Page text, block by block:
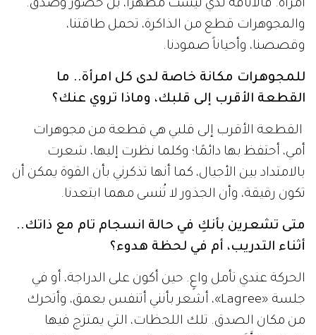
امرأة. فالأناقة لديَّ ليست مظهرًا، بل حضور وصدق.
والمجوهرات قطع من الذاكرة، تحمل طاقتنا،
وقصصنا، وأحياناً صمودنا.
للمجوهرات مكانة خاصة لدى كل امرأة.. ما
القطعة الأقرب إلى قلبك، وماذا تروي عنك؟
القطعة الأقرب إلى قلبي هي قطعة من مجوهرات
أمي، أحتفظ بها دائمًا؛ وكلما نظرت إليها، شعرت
بالامتداد بين الأجيال، كما أنها تذكرني بأن القوة يمكن أن
تكون رقيقة، وأن الجذور لا تُنسى مهما ابتعدنا.
متى تشعرين بأنكِ في حالة انسجام تام مع ذاتك..
أثناء التدريب، أم في لحظة هدوء؟
الحركة عندي تأمل واعٍ. حين أكون على الدراجة، أو في
جلسة «Lagree»، أشعر بأنني أتنفس بعمق، وأتحرك
من مكان الصدق. تلك اللحظات، التي يمتزج فيها